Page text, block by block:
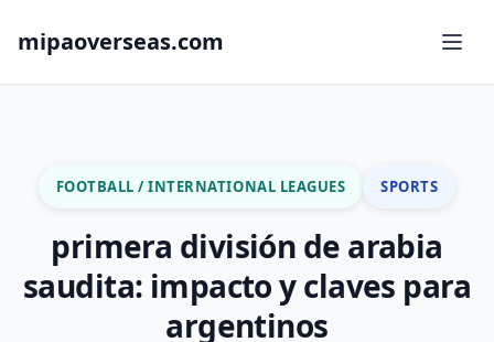
mipaoverseas.com
FOOTBALL / INTERNATIONAL LEAGUES SPORTS
primera división de arabia
saudita: impacto y claves para
argentinos